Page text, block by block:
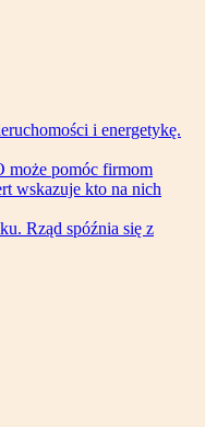
i energetykę.
może pomóc firmom
wskazuje kto na nich
Rząd spóźnia się z